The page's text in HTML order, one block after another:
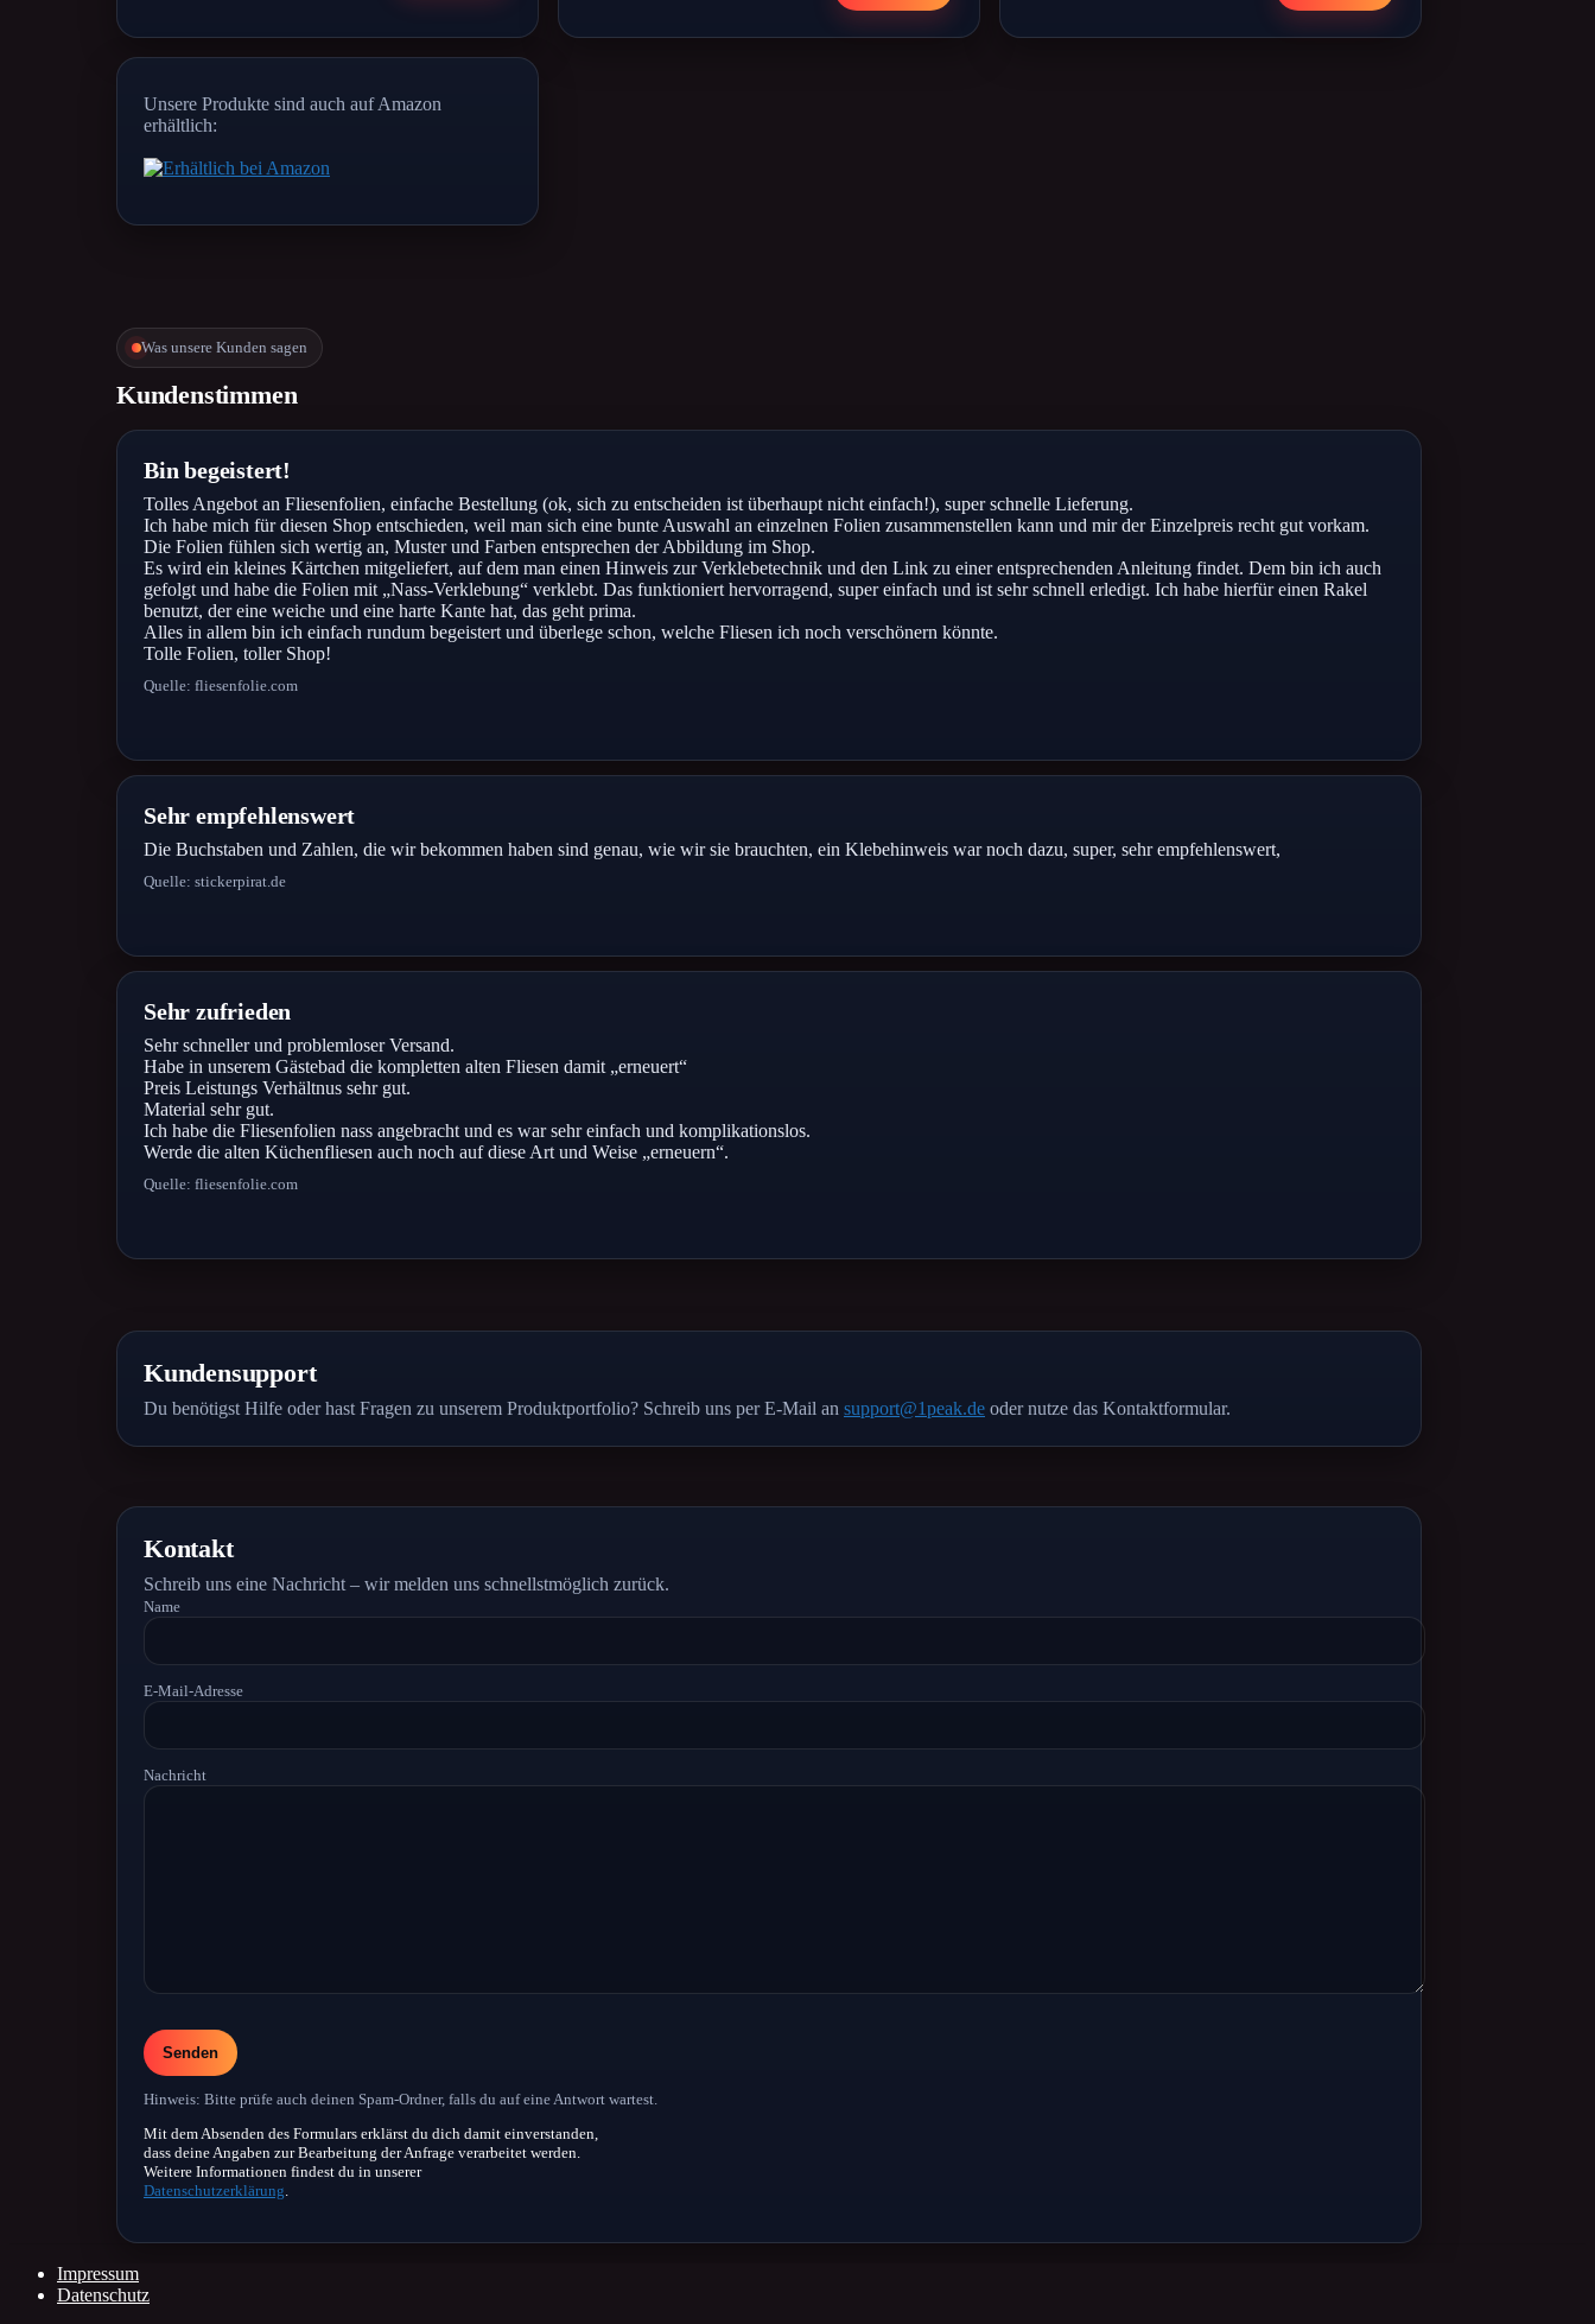
Unsere Produkte sind auch auf Amazon
erhältlich:
Was unsere Kunden sagen
Kundenstimmen
Bin begeistert!
Tolles Angebot an Fliesenfolien, einfache Bestellung (ok, sich zu entscheiden ist überhaupt nicht einfach!), super schnelle Lieferung.
Ich habe mich für diesen Shop entschieden, weil man sich eine bunte Auswahl an einzelnen Folien zusammenstellen kann und mir der Einzelpreis recht gut vorkam.
Die Folien fühlen sich wertig an, Muster und Farben entsprechen der Abbildung im Shop.
Es wird ein kleines Kärtchen mitgeliefert, auf dem man einen Hinweis zur Verklebetechnik und den Link zu einer entsprechenden Anleitung findet. Dem bin ich auch
gefolgt und habe die Folien mit „Nass-Verklebung“ verklebt. Das funktioniert hervorragend, super einfach und ist sehr schnell erledigt. Ich habe hierfür einen Rakel
benutzt, der eine weiche und eine harte Kante hat, das geht prima.
Alles in allem bin ich einfach rundum begeistert und überlege schon, welche Fliesen ich noch verschönern könnte.
Tolle Folien, toller Shop!
Quelle: fliesenfolie.com
Sehr empfehlenswert
Die Buchstaben und Zahlen, die wir bekommen haben sind genau, wie wir sie brauchten, ein Klebehinweis war noch dazu, super, sehr empfehlenswert,
Quelle: stickerpirat.de
Sehr zufrieden
Sehr schneller und problemloser Versand.
Habe in unserem Gästebad die kompletten alten Fliesen damit „erneuert“
Preis Leistungs Verhältnus sehr gut.
Material sehr gut.
Ich habe die Fliesenfolien nass angebracht und es war sehr einfach und komplikationslos.
Werde die alten Küchenfliesen auch noch auf diese Art und Weise „erneuern“.
Quelle: fliesenfolie.com
Kundensupport
Du benötigst Hilfe oder hast Fragen zu unserem Produktportfolio? Schreib uns per E-Mail an support@1peak.de oder nutze das Kontaktformular.
Kontakt
Schreib uns eine Nachricht – wir melden uns schnellstmöglich zurück.
Name
E-Mail-Adresse
Nachricht
Bitte
lasse
dieses
Feld
Hinweis: Bitte prüfe auch deinen Spam-Ordner, falls du auf eine Antwort wartest.
Mit dem Absenden des Formulars erklärst du dich damit einverstanden,
dass deine Angaben zur Bearbeitung der Anfrage verarbeitet werden.
Weitere Informationen findest du in unserer
Datenschutzerklärung.
Impressum
Datenschutz